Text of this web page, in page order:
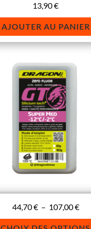
13,90€
AJOUTER AU PANIER
44,70€ – 107,00€
de